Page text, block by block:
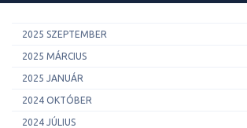
2025 SZEPTEMBER
2025 MÁRCIUS
2025 JANUÁR
2024 OKTÓBER
2024 JÚLIUS